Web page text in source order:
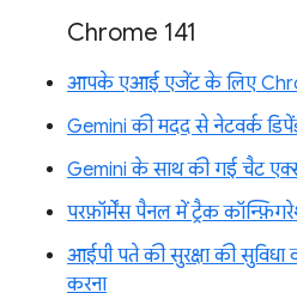
Chrome 141
आपके एआई एजेंट के लिए
Gemini की मदद से नेटवर्क
Gemini के साथ की गई चैट
परफ़ॉर्मेंस पैनल में ट्रैक
आईपी पते की सुरक्षा की सुविधा
करना